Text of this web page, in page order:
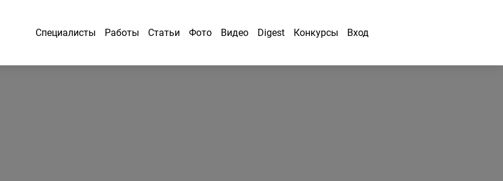
Специалисты Работы Статьи Фото Видео Digest Конкурсы Вход